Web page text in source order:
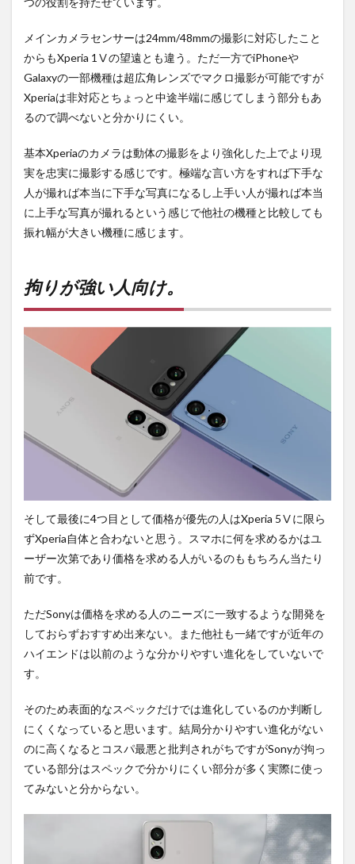
メインカメラセンサーは24mm/48mmの撮影に対応したこと
からもXperia 1Ⅴの望遠とも違う。ただ一方でiPhoneや
Galaxyの一部機種は超広角レンズでマクロ撮影が可能ですが
Xperiaは非対応とちょっと中途半端に感じてしまう部分もあ
るので調べないと分かりにくい。
基本Xperiaのカメラは動体の撮影をより強化した上でより現
実を忠実に撮影する感じです。極端な言い方をすれば下手な
人が撮れば本当に下手な写真になるし上手い人が撮れば本当
に上手な写真が撮れるという感じで他社の機種と比較しても
振れ幅が大きい機種に感じます。
拘りが強い人向け。
そして最後に4つ目として価格が優先の人はXperia 5Ⅴに限ら
ずXperia自体と合わないと思う。スマホに何を求めるかはユ
ーザー次第であり価格を求める人がいるのももちろん当たり
前です。
ただSonyは価格を求める人のニーズに一致するような開発を
しておらずおすすめ出来ない。また他社も一緒ですが近年の
ハイエンドは以前のような分かりやすい進化をしていないで
す。
そのため表面的なスペックだけでは進化しているのか判断し
にくくなっていると思います。結局分かりやすい進化がない
のに高くなるとコスパ最悪と批判されがちですがSonyが拘っ
ている部分はスペックで分かりにくい部分が多く実際に使っ
てみないと分からない。